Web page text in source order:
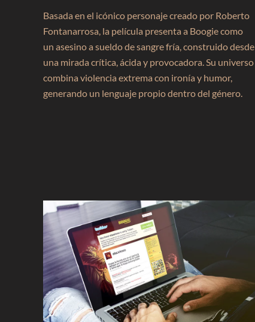
Basada en el icónico personaje creado por Roberto
Fontanarrosa , la película presenta a Boogie como
un asesino a sueldo de sangre fría, construido desde
una mirada crítica, ácida y provocadora. Su universo
combina violencia extrema con ironía y humor,
generando un lenguaje propio dentro del género.